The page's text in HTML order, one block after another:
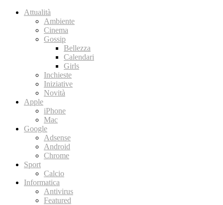
Attualità
Ambiente
Cinema
Gossip
Bellezza
Calendari
Girls
Inchieste
Iniziative
Novità
Apple
iPhone
Mac
Google
Adsense
Android
Chrome
Sport
Calcio
Informatica
Antivirus
Featured